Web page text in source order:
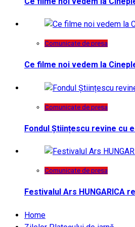
Comunicate de presa
Ce filme noi vedem la
Comunicate de presa
Fondul Științescu revine cu
Comunicate de presa
Festivalul Ars HUNGARICA
Home